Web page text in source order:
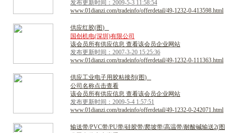
发布更新时间：2009-5-3 11:58:54
www.01dianzi.com/tradeinfo/offerdetail/49-1232-0-413598.html
供应红胶(图)
国创机电(深圳)有限公司
该会员所有供应信息 查看该会员企业网站
发布更新时间：2007-3-20 15:25:36
www.01dianzi.com/tradeinfo/offerdetail/49-1232-0-111363.html
供应工业电子用 胶粘接剂 (图)
公司名称点击查看
该会员所有供应信息 查看该会员企业网站
发布更新时间：2009-5-4 1:57:51
www.01dianzi.com/tradeinfo/offerdetail/49-1232-0-242071.html
输送带/PVC带/PU带/硅胶带/爬坡带/高温带/耐酸碱输送2(图